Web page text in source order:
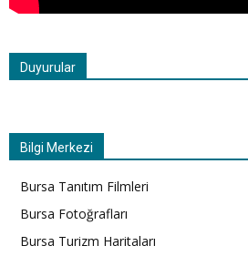
Duyurular
Bilgi Merkezi
Bursa Tanıtım Filmleri
Bursa Fotoğrafları
Bursa Turizm Haritaları